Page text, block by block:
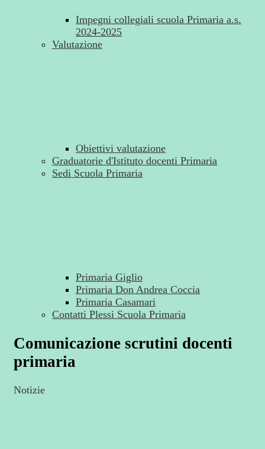
Impegni collegiali scuola Primaria a.s.
2024-2025
Valutazione
Obiettivi valutazione
Graduatorie d'Istituto docenti Primaria
Sedi Scuola Primaria
Primaria Giglio
Primaria Don Andrea Coccia
Primaria Casamari
Contatti Plessi Scuola Primaria
Comunicazione scrutini docenti
primaria
Notizie